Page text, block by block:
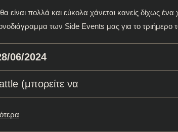
είναι πολλά και εύκολα χάνεται κανείς δίχως
των Side Events μας για το τριήμερο
06/2024
(μπορείτε να